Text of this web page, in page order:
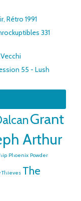
Rétro 1991
331
55 - Lush
Grant
Arthur
Phoenix Powder
Thieves The